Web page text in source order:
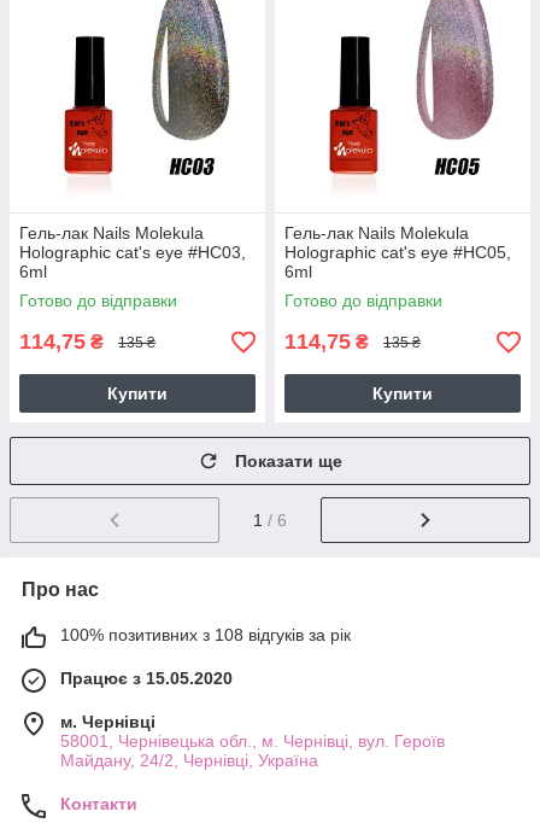
Гель-лак Nails Molekula
Holographic cat's eye #HC03,
6ml
Готово до відправки
114,75 ₴ 135 ₴
Купити
Гель-лак Nails Molekula
Holographic cat's eye #HC05,
6ml
Готово до відправки
114,75 ₴ 135 ₴
Купити
Показати ще
1 / 6
Про нас
100% позитивних з 108 відгуків за рік
Працює з 15.05.2020
м. Чернівці
58001, Чернівецька обл., м. Чернівці, вул. Героїв
Майдану, 24/2, Чернівці, Україна
Контакти